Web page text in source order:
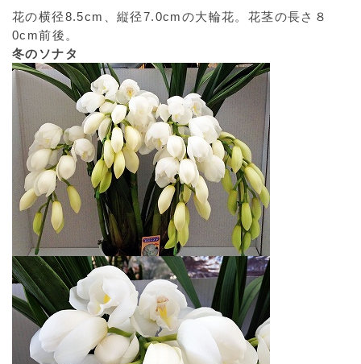
花の横径8.5cm、縦径7.0cmの大輪花。花茎の長さ８
0cm前後。
冬のソナタ